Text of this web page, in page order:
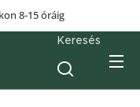
8-15 óráig
Keresés